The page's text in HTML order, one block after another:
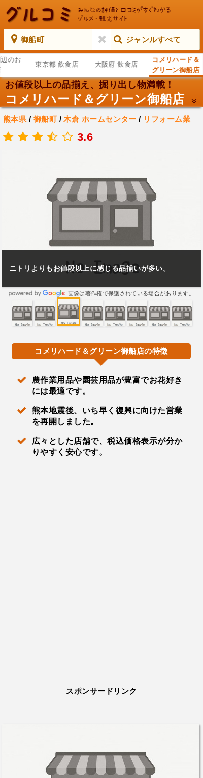
御船町 ジャンルすべて
のお
東京都 飲食店 大阪府 飲食店
コメリハード＆
グリーン御船店
お値段以上の品揃え、掘り出し物満載！
コメリハード＆グリーン御船店
熊本県 / 御船町/木倉 ホームセンター / リフォーム業
3.6
ニトリよりもお値段以上に感じる品揃いが多い。
画像は著作権で保護されている場合があります。
コメリハード＆グリーン御船店の特徴
農作業用品や園芸用品が豊富でお花好き
には最適です。
熊本地震後、いち早く復興に向けた営業
を再開しました。
広々とした店舗で、税込価格表示が分か
りやすく安心です。
スポンサードリンク